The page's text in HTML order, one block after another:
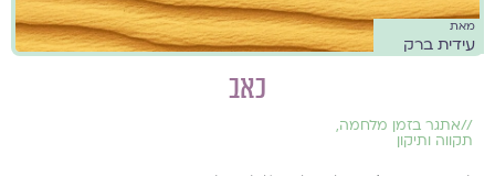
מאת
עידית ברק
כאב
//אתגר בזמן מלחמה,
תקווה ותיקון